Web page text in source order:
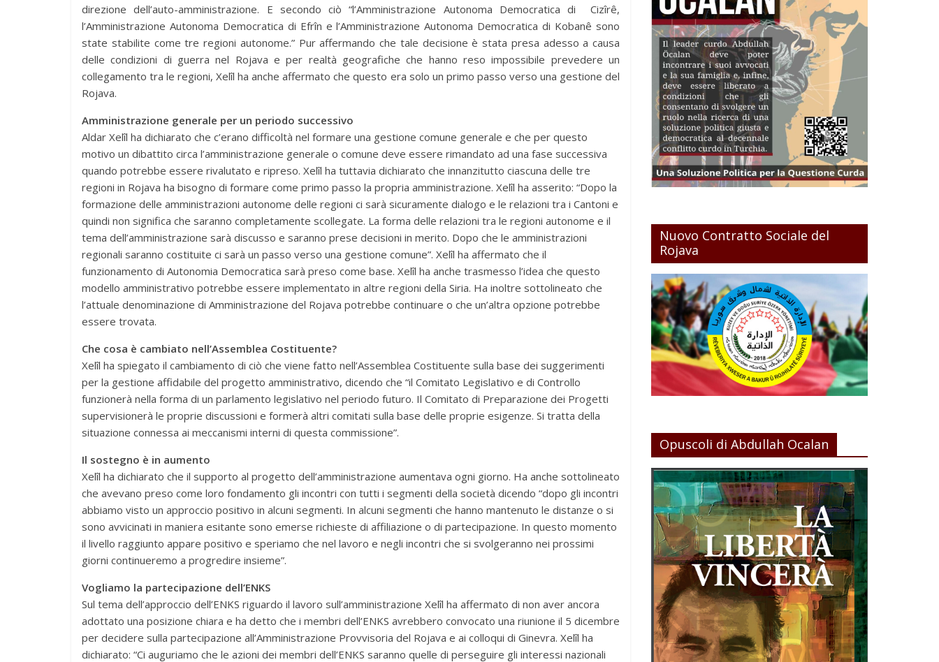
direzione dell’auto-amministrazione. E secondo ciò “l’Amministrazione Autonoma Democratica di Cizîrê,
l’Amministrazione Autonoma Democratica di Efrîn e l’Amministrazione Autonoma Democratica di Kobanê sono
state stabilite come tre regioni autonome.” Pur affermando che tale decisione è stata presa adesso a causa
delle condizioni di guerra nel Rojava e per realtà geografiche che hanno reso impossibile prevedere un
collegamento tra le regioni, Xelîl ha anche affermato che questo era solo un primo passo verso una gestione del
Rojava.
Amministrazione generale per un periodo successivo
Aldar Xelîl ha dichiarato che c’erano difficoltà nel formare una gestione comune generale e che per questo
motivo un dibattito circa l’amministrazione generale o comune deve essere rimandato ad una fase successiva
quando potrebbe essere rivalutato e ripreso. Xelîl ha tuttavia dichiarato che innanzitutto ciascuna delle tre
regioni in Rojava ha bisogno di formare come primo passo la propria amministrazione. Xelîl ha asserito: “Dopo la
formazione delle amministrazioni autonome delle regioni ci sarà sicuramente dialogo e le relazioni tra i Cantoni e
quindi non significa che saranno completamente scollegate. La forma delle relazioni tra le regioni autonome e il
tema dell’amministrazione sarà discusso e saranno prese decisioni in merito. Dopo che le amministrazioni
regionali saranno costituite ci sarà un passo verso una gestione comune”. Xelîl ha affermato che il
funzionamento di Autonomia Democratica sarà preso come base. Xelîl ha anche trasmesso l’idea che questo
modello amministrativo potrebbe essere implementato in altre regioni della Siria. Ha inoltre sottolineato che
l’attuale denominazione di Amministrazione del Rojava potrebbe continuare o che un’altra opzione potrebbe
essere trovata.
Che cosa è cambiato nell’Assemblea Costituente?
Xelîl ha spiegato il cambiamento di ciò che viene fatto nell’Assemblea Costituente sulla base dei suggerimenti
per la gestione affidabile del progetto amministrativo, dicendo che “il Comitato Legislativo e di Controllo
funzionerà nella forma di un parlamento legislativo nel periodo futuro. Il Comitato di Preparazione dei Progetti
supervisionerà le proprie discussioni e formerà altri comitati sulla base delle proprie esigenze. Si tratta della
situazione connessa ai meccanismi interni di questa commissione”.
Il sostegno è in aumento
Xelîl ha dichiarato che il supporto al progetto dell’amministrazione aumentava ogni giorno. Ha anche sottolineato
che avevano preso come loro fondamento gli incontri con tutti i segmenti della società dicendo “dopo gli incontri
abbiamo visto un approccio positivo in alcuni segmenti. In alcuni segmenti che hanno mantenuto le distanze o si
sono avvicinati in maniera esitante sono emerse richieste di affiliazione o di partecipazione. In questo momento
il livello raggiunto appare positivo e speriamo che nel lavoro e negli incontri che si svolgeranno nei prossimi
giorni continueremo a progredire insieme”.
Vogliamo la partecipazione dell’ENKS
Sul tema dell’approccio dell’ENKS riguardo il lavoro sull’amministrazione Xelîl ha affermato di non aver ancora
adottato una posizione chiara e ha detto che i membri dell’ENKS avrebbero convocato una riunione il 5 dicembre
per decidere sulla partecipazione all’Amministrazione Provvisoria del Rojava e ai colloqui di Ginevra. Xelîl ha
dichiarato: “Ci auguriamo che le azioni dei membri dell’ENKS saranno quelle di perseguire gli interessi nazionali
Nuovo Contratto Sociale del
Rojava
Opuscoli di Abdullah Ocalan